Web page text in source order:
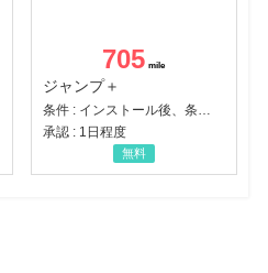
705
ジャンプ＋
承認 : 1日程度
無料